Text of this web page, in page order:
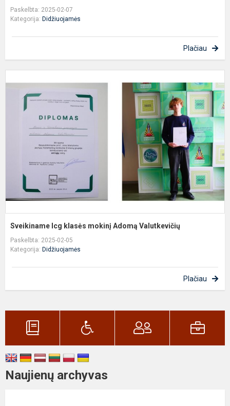
Paskelbta: 2025-02-07
Kategorija: Didžiuojamės
Plačiau
Sveikiname Icg klasės mokinį Adomą Valutkevičių
Paskelbta: 2025-02-05
Kategorija: Didžiuojamės
Plačiau
Naujienų archyvas